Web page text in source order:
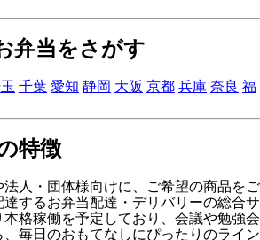
弁当をさがす
千葉 愛知 静岡 大阪 京都 兵庫 奈良 福
特徴
人・団体様向けに、ご希望の商品をご
するお弁当配達・デリバリーの総合サ
本格稼働を予定しており、会議や勉強会
毎日のおもてなしにぴったりのライン